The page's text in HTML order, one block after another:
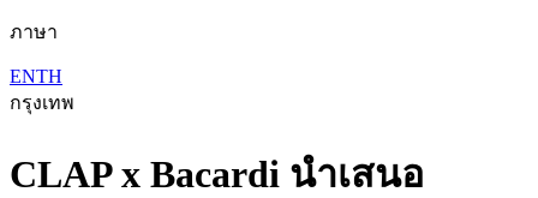
ภาษา
ENTH
กรุงเทพ
CLAP x Bacardi นำเสนอ